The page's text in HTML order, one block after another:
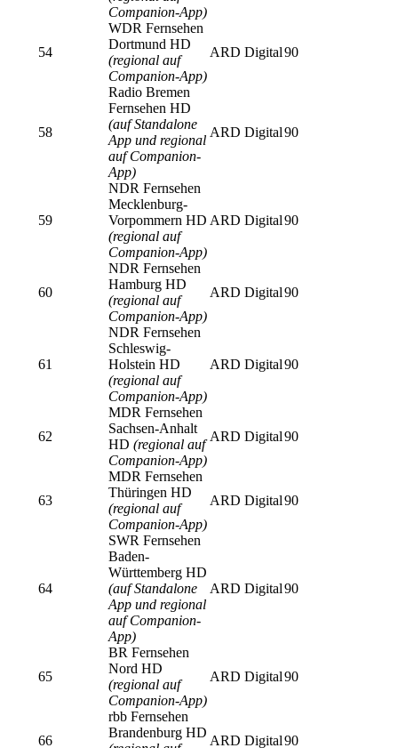
Companion-App)
54
WDR Fernsehen
Dortmund HD
(regional auf
Companion-App)
ARD Digital90
58
Radio Bremen
Fernsehen HD
(auf Standalone
App und regional
auf Companion-
App)
ARD Digital90
59
NDR Fernsehen
Mecklenburg-
Vorpommern HD
(regional auf
Companion-App)
ARD Digital90
60
NDR Fernsehen
Hamburg HD
(regional auf
Companion-App)
ARD Digital90
61
NDR Fernsehen
Schleswig-
Holstein HD
(regional auf
Companion-App)
ARD Digital90
62
MDR Fernsehen
Sachsen-Anhalt
HD (regional auf
Companion-App)
ARD Digital90
63
MDR Fernsehen
Thüringen HD
(regional auf
Companion-App)
ARD Digital90
64
SWR Fernsehen
Baden-
Württemberg HD
(auf Standalone
App und regional
auf Companion-
App)
ARD Digital90
65
BR Fernsehen
Nord HD
(regional auf
Companion-App)
ARD Digital90
66
rbb Fernsehen
Brandenburg HD
ARD Digital90